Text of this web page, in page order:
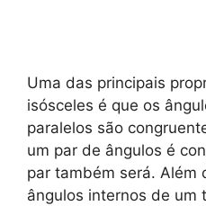
Uma das principais
isósceles é que os
paralelos são
um par de ângulos é
par também será. Além
ângulos internos de um